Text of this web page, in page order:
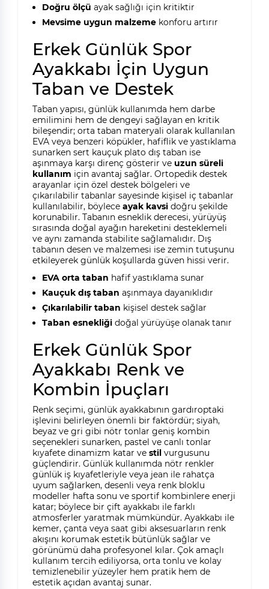
Doğru ölçü ayak sağlığı için kritiktir
Mevsime uygun malzemekonforu artırır
Erkek Günlük Spor
Ayakkabı İçin Uygun
Taban ve Destek
Taban yapısı, günlük kullanımda hem darbe
emilimini hem de dengeyi sağlayan en kritik
bileşendir; orta taban materyali olarak kullanılan
EVA veya benzeri köpükler, hafiflik ve yastıklama
sunarken sert kauçuk plato dış taban ise
aşınmaya karşı direnç gösterir ve uzun süreli
kullanım için avantaj sağlar. Ortopedik destek
arayanlar için özel destek bölgeleri ve
çıkarılabilir tabanlar sayesinde kişisel iç tabanlar
kullanılabilir, böylece ayak kavsidoğru şekilde
korunabilir. Tabanın esneklik derecesi, yürüyüş
sırasında doğal ayağın hareketini desteklemeli
ve aynı zamanda stabilite sağlamalıdır. Dış
tabanın desen ve malzemesi ise zemin tutuşunu
etkileyerek günlük koşullarda güven hissi verir.
EVA orta taban hafif yastıklama sunar
Kauçuk dış taban aşınmaya dayanıklıdır
Çıkarılabilir taban kişisel destek sağlar
Taban esnekliğidoğal yürüyüşe olanak tanır
Erkek Günlük Spor
Ayakkabı Renk ve
Kombin İpuçları
Renk seçimi, günlük ayakkabının gardıroptaki
işlevini belirleyen önemli bir faktördür; siyah,
beyaz ve gri gibi nötr tonlar geniş kombin
seçenekleri sunarken, pastel ve canlı tonlar
kıyafete dinamizm katar ve stil vurgusunu
güçlendirir. Günlük kullanımda nötr renkler
günlük iş kıyafetleriyle veya jean ile rahatça
uyum sağlarken, desenli veya renk bloklu
modeller hafta sonu ve sportif kombinlere enerji
katar; böylece bir çift ayakkabı ile farklı
atmosferler yaratmak mümkündür. Ayakkabı ile
kemer, çanta veya saat gibi aksesuarların renk
akışını korumak estetik bütünlük sağlar ve
görünümü daha profesyonel kılar. Çok amaçlı
kullanım tercih ediliyorsa, orta tonlu ve kolay
temizlenebilir yüzeyler hem pratik hem de
estetik açıdan avantaj sunar.